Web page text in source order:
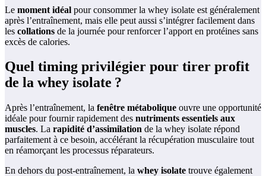
Le moment idéal pour consommer la whey isolate est généralement
après l’entraînement, mais elle peut aussi s’intégrer facilement dans
les collations de la journée pour renforcer l’apport en protéines sans
excès de calories.
Quel timing privilégier pour tirer profit
de la whey isolate ?
Après l’entraînement, la fenêtre métabolique ouvre une opportunité
idéale pour fournir rapidement des nutriments essentiels aux
muscles. La rapidité d’assimilation de la whey isolate répond
parfaitement à ce besoin, accélérant la récupération musculaire tout
en réamorçant les processus réparateurs.
En dehors du post-entraînement, la whey isolate trouve également